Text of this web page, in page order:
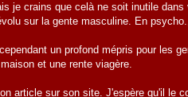
je crains que celà ne soit inutile
sur la gente masculine. En
un profond mépris pour les
et une rente viagère.
article sur son site. J'espère qu'il le